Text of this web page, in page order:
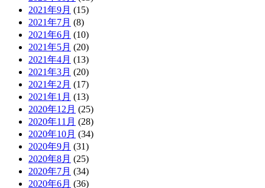
2021年9月 (15)
2021年7月 (8)
2021年6月 (10)
2021年5月 (20)
2021年4月 (13)
2021年3月 (20)
2021年2月 (17)
2021年1月 (13)
2020年12月 (25)
2020年11月 (28)
2020年10月 (34)
2020年9月 (31)
2020年8月 (25)
2020年7月 (34)
2020年6月 (36)